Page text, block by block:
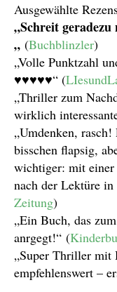
Ausgewählte
„Schreit
„ (Buchblinzler)
„Volle Punktzahl
♥♥♥♥♥“ (
„Thriller zum
wirklich
„Umdenken,
bisschen flapsig,
wichtiger: mit einer
nach der Lektüre
Zeitung)
„Ein Buch, das
anrgegt!“ (
„Super Thriller mit
empfehlenswert –